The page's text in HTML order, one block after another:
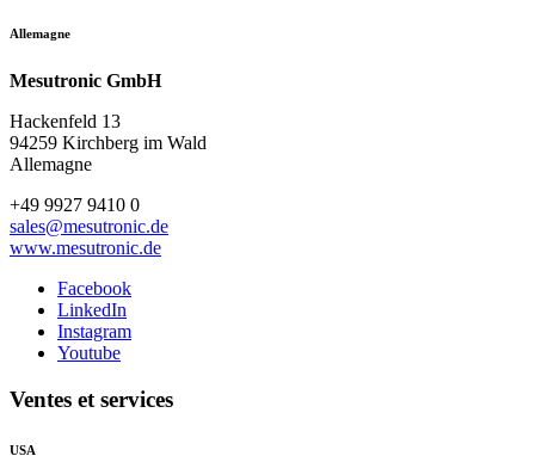
Allemagne
Mesutronic GmbH
Hackenfeld 13
94259 Kirchberg im Wald
Allemagne
+49 9927 9410 0
sales@mesutronic.de
www.mesutronic.de
Facebook
LinkedIn
Instagram
Youtube
Ventes et services
USA